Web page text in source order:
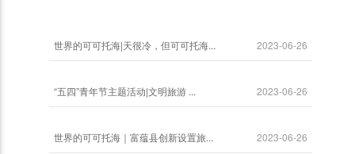
2023-06-26
世界的可可托海|天很冷，但可可托海...
2023-06-26
“五四”青年节主题活动|文明旅游 ...
2023-06-26
世界的可可托海｜富蕴县创新设置旅...